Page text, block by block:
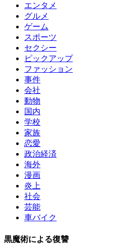
エンタメ
グルメ
ゲーム
スポーツ
セクシー
ピックアップ
ファッション
事件
会社
動物
国内
学校
家族
恋愛
政治経済
海外
漫画
炎上
社会
芸能
車バイク
黒魔術による復讐